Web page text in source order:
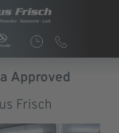
Approved
Frisch